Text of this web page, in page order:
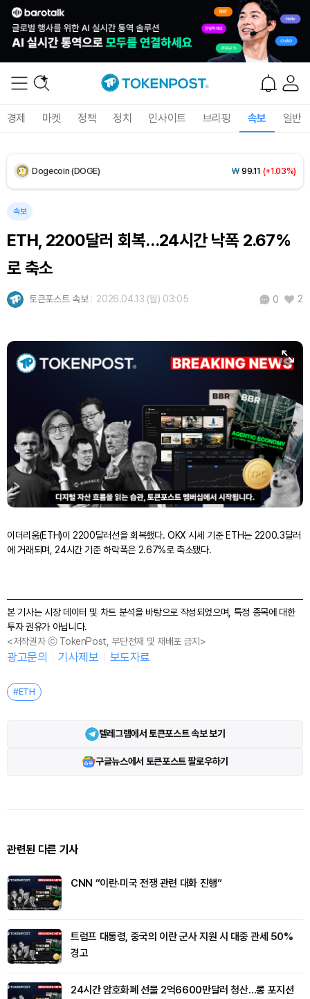
경제 마켓 정책 정치 인사이트 브리핑 속보 일반
XRP (XRP) ₩1,475(-0.72%)
Dogecoin (DOGE) ₩ 99.11 (+1.03%)
속보
ETH, 2200달러 회복…24시간 낙폭 2.67%
로 축소
토큰포스트 속보 2026.04.13 (월) 03:05 0 2
이더리움(ETH)이 2200달러선을 회복했다. OKX 시세 기준 ETH는 2200.3달러
에 거래되며, 24시간 기준 하락폭은 2.67%로 축소됐다.
본 기사는 시장 데이터 및 차트 분석을 바탕으로 작성되었으며, 특정 종목에 대한
투자 권유가 아닙니다.
<저작권자 ⓒ TokenPost, 무단전재 및 재배포 금지>
광고문의 기사제보 보도자료
#ETH
텔레그램에서 토큰포스트 속보 보기
구글뉴스에서 토큰포스트 팔로우하기
관련된 다른 기사
CNN “이란·미국 전쟁 관련 대화 진행”
트럼프 대통령, 중국의 이란 군사 지원 시 대중 관세 50%
경고
24시간 암호화폐 선물 2억6600만달러 청산…롱 포지션